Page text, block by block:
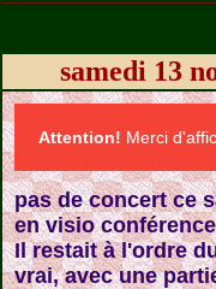
samedi 13
Attention! Merci
pas de concert ce
en visio
Il restait à l'ordre
vrai, avec une